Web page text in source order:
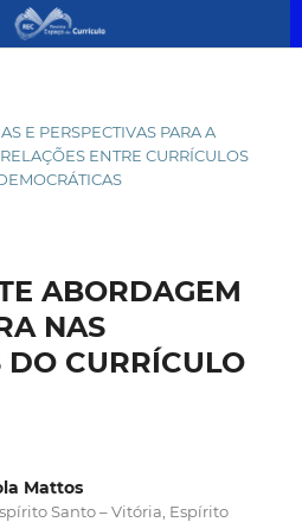
E PERSPECTIVAS PARA A
ENTRE CURRÍCULOS
ABORDAGEM
NAS
CURRÍCULO
Mattos
Santo – Vitória, Espírito